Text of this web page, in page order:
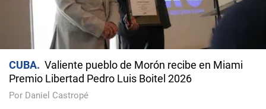
CUBA
Valiente pueblo de Morón recibe en Miami
Premio Libertad Pedro Luis Boitel 2026
Por Daniel Castropé